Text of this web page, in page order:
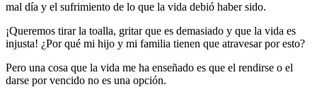
inodoro y casi quemamos la casa porque olvidamos en la estufa la
mal día y el sufrimiento de lo que la vida debió haber sido.
injusta! ¿Por qué mi hijo y mi familia tienen que atravesar por esto?